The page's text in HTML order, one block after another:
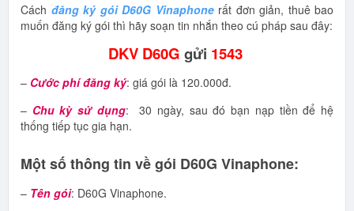
Cách đăng ký gói D60G Vinaphonerất đơn giản, thuê bao
muốn đăng ký gói thì hãy soạn tin nhắn theo cú pháp sau đây:
DKV D60G gửi 1543
– Cước phíđăng ký: giá gói là 120.000đ.
– Chu kỳ sử dụng: 30 ngày, sau đó bạn nạp tiền để hệ
thống tiếp tục gia hạn.
Một số thông tin về gói D60G Vinaphone:
– Tên gói: D60G Vinaphone.